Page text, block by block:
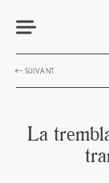
SUIVANT
La